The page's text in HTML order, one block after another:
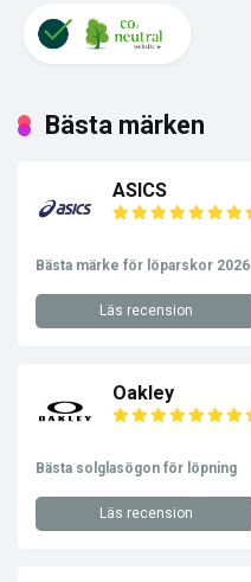
Bästa märken
ASICS
Bästa märke för löparskor 2026
Läs recension
Oakley
Bästa solglasögon för löpning
Läs recension